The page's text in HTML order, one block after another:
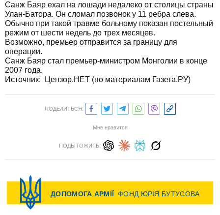
Санж Баяр ехал на лошади недалеко от столицы страны
Улан-Батора. Он сломал позвонок у 11 ребра слева.
Обычно при такой травме больному показан постельный
режим от шести недель до трех месяцев.
Возможно, премьер отправится за границу для
операции.
Санж Баяр стал премьер-министром Монголии в конце
2007 года.
Источник: Цензор.НЕТ (по материалам Газета.РУ)
ПОДЕЛИТЬСЯ:
Мне нравится
ПОДЫТОЖИТЬ: